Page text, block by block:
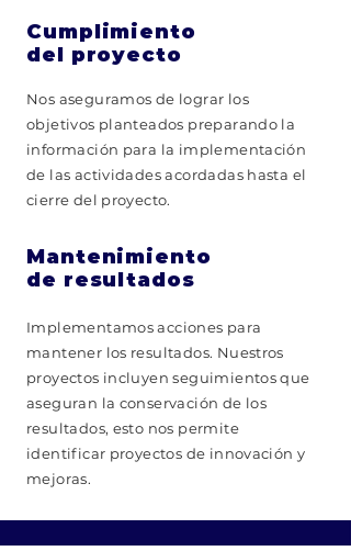
Cumplimiento
del proyecto
Nos aseguramos de lograr los
objetivos planteados preparando la
información para la implementación
de las actividades acordadas hasta el
cierre del proyecto.
Mantenimiento
de resultados
Implementamos acciones para
mantener los resultados. Nuestros
proyectos incluyen seguimientos que
aseguran la conservación de los
resultados, esto nos permite
identificar proyectos de innovación y
mejoras.